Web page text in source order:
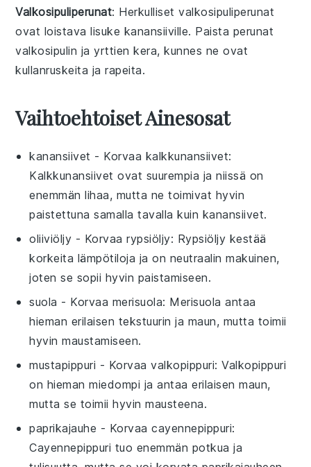
Valkosipuliperunat: Herkullisetvalkosipuliperunat
ovat loistava lisuke kanansiiville. Paista perunat
valkosipulin jayrttien kera, kunnes ne ovat
kullanruskeita ja rapeita.
Vaihtoehtoiset Ainesosat
kanansiivet - Korvaa kalkkunansiivet:
Kalkkunansiivet ovat suurempia ja niissä on
enemmän lihaa, mutta ne toimivat hyvin
paistettuna samalla tavalla kuin kanansiivet.
oliiviöljy - Korvaarypsiöljy: Rypsiöljy kestää
korkeita lämpötiloja ja on neutraalin makuinen,
joten se sopii hyvin paistamiseen.
suola - Korvaa merisuola: Merisuola antaa
hieman erilaisen tekstuurin ja maun, mutta toimii
hyvin maustamiseen.
mustapippuri - Korvaavalkopippuri: Valkopippuri
on hieman miedompi ja antaa erilaisen maun,
mutta se toimii hyvin mausteena.
paprikajauhe - Korvaacayennepippuri:
Cayennepippuri tuo enemmän potkua ja